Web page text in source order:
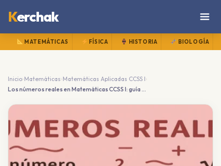
Kerchak
MATEMÁTICAS FÍSICA HISTORIA BIOLOGÍA
Inicio›Matemáticas ›Matemáticas Aplicadas CCSS I ›
Los números reales en Matemáticas CCSS I: guía completa para bachillerato